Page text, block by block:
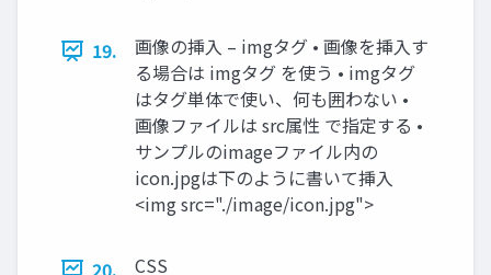
19.
画像の挿入 – imgタグ • 画像を挿入す
る場合は imgタグ を使う • imgタグ
はタグ単体で使い、何も囲わない •
画像ファイルは src属性 で指定する •
サンプルのimageファイル内の
icon.jpgは下のように書いて挿入
<img src="./image/icon.jpg">
CSS